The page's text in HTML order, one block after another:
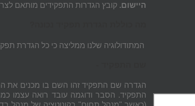
היישום. קובץ הגדרות התפקידים מותאם
המתודולוגיה שלנו ממליצה כי כל הגדרת
הגדרה שם התפקיד זהו השם בו מכנים את
התפקיד. הסבר ודוגמה עובד רואה עצמו